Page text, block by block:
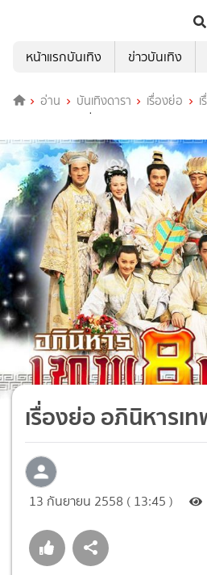
หน้าแรกบันเทิง
ข่าวบันเทิง
อ่าน บันเทิงดารา เรื่องย่อ
อภินิหารเทพ 8 เซียน
เรื่องย่อ อภินิหารเ
13 กันยายน 2558 ( 13:45 )